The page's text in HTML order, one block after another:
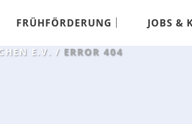
FRÜHFÖRDERUNG JOBS &
E.V. / ERROR 404